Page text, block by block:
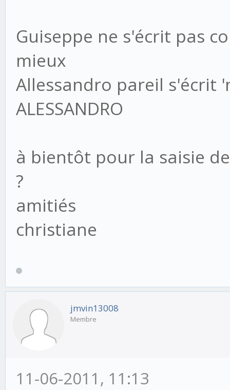
Guiseppe ne s'écrit pas
mieux
Allessandro pareil s'écrit
ALESSANDRO
à bientôt pour la saisie
?
amitiés
christiane
jmvin13008
Membre
11-06-2011, 11:13